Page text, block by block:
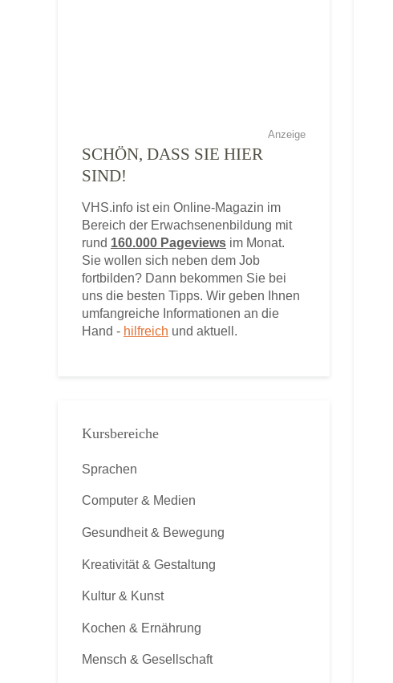
Anzeige
SCHÖN, DASS SIE HIER
SIND!
VHS.info ist ein Online-Magazin im
Bereich der Erwachsenenbildung mit
rund 160.000 Pageviews im Monat.
Sie wollen sich neben dem Job
fortbilden? Dann bekommen Sie bei
uns die besten Tipps. Wir geben Ihnen
umfangreiche Informationen an die
Hand - hilfreich und aktuell.
Kursbereiche
Sprachen
Computer & Medien
Gesundheit & Bewegung
Kreativität & Gestaltung
Kultur & Kunst
Kochen & Ernährung
Mensch & Gesellschaft